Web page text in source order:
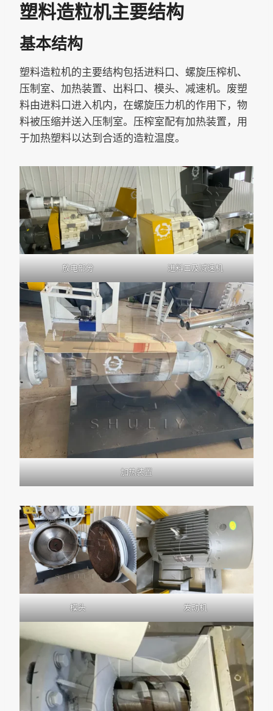
塑料造粒机主要结构
基本结构
塑料造粒机的主要结构包括进料口、螺旋压榨机、
压制室、加热装置、出料口、模头、减速机。废塑
料由进料口进入机内，在螺旋压力机的作用下，物
料被压缩并送入压制室。压榨室配有加热装置，用
于加热塑料以达到合适的造粒温度。
放电部分 进料口及减速机
加热装置
模头 发动机